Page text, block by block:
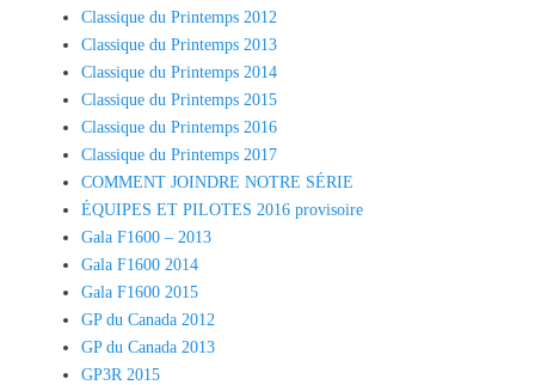
Classique du Printemps 2012
Classique du Printemps 2013
Classique du Printemps 2014
Classique du Printemps 2015
Classique du Printemps 2016
Classique du Printemps 2017
COMMENT JOINDRE NOTRE SÉRIE
ÉQUIPES ET PILOTES 2016 provisoire
Gala F1600 – 2013
Gala F1600 2014
Gala F1600 2015
GP du Canada 2012
GP du Canada 2013
GP3R 2015